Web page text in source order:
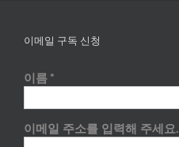
이메일 구독 신청
이름 *
이메일 주소를 입력해 주세요.